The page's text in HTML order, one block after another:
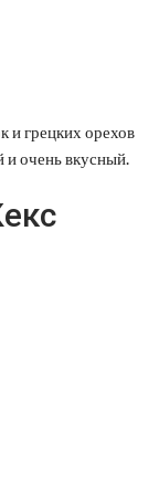
и грецких орехов
и очень вкусный.